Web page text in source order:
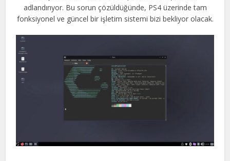
adlandırıyor. Bu sorun çözüldüğünde, PS4 üzerinde tam
fonksiyonel ve güncel bir işletim sistemi bizi bekliyor olacak.